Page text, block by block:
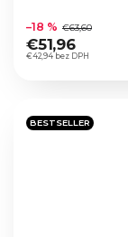
hodnotenie
produktu
je
hviezdičiek.
€42,94 bez DPH
–18 % €63,60
€51,96
BESTSELLER